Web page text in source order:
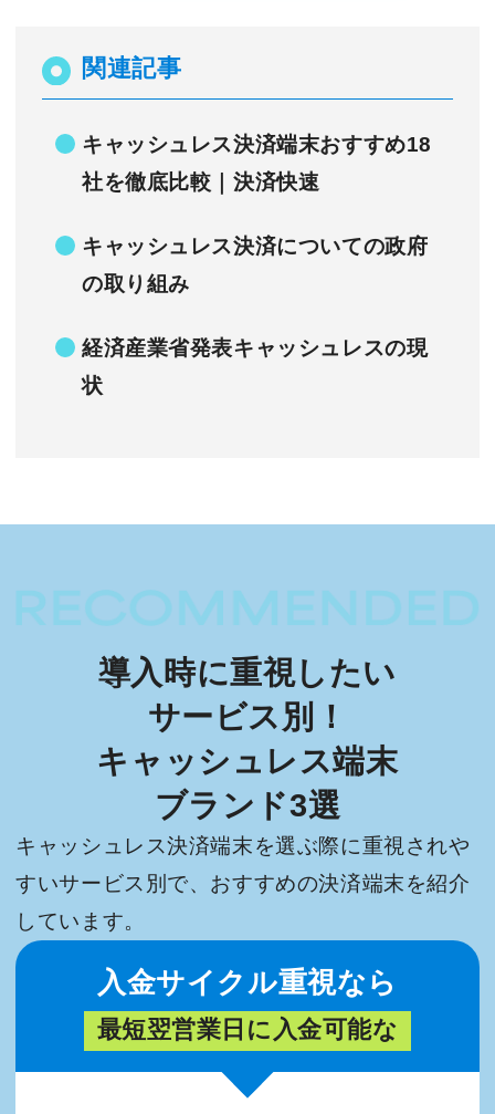
関連記事
キャッシュレス決済端末おすすめ18
社を徹底比較｜決済快速
キャッシュレス決済についての政府
の取り組み
経済産業省発表キャッシュレスの現
状
導入時に重視したい
サービス別！
キャッシュレス端末
ブランド3選
キャッシュレス決済端末を選ぶ際に重視されや
すいサービス別で、おすすめの決済端末を紹介
しています。
入金サイクル重視なら
最短翌営業日に入金可能な